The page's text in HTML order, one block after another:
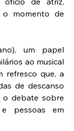
o momento de
um papel
ao musical
refresco que, a
de descanso
o debate sobre
e pessoas em